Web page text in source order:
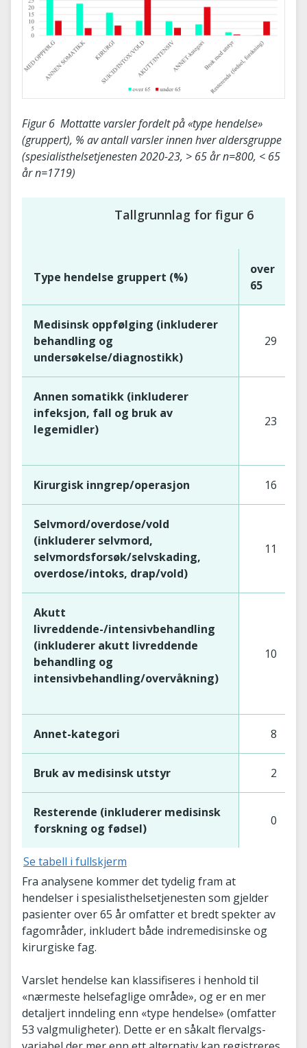
Figur 6 Mottatte varsler fordelt på «type hendelse»
(gruppert), % av antall varsler innen hver aldersgruppe
(spesialisthelsetjenesten 2020-23, > 65 år n=800, < 65
år n=1719)
Tallgrunnlag for figur 6
Type hendelse gruppert (%)
over
65
Medisinsk oppfølging (inkluderer
behandling og
undersøkelse/diagnostikk)
29
Annen somatikk (inkluderer
infeksjon, fall og bruk av
legemidler)
23
Kirurgisk inngrep/operasjon 16
Selvmord/overdose/vold
(inkluderer selvmord,
selvmordsforsøk/selvskading,
overdose/intoks, drap/vold)
11
Akutt
livreddende-/intensivbehandling
(inkluderer akutt livreddende
behandling og
intensivbehandling/overvåkning)
10
Annet-kategori 8
Bruk av medisinsk utstyr 2
Resterende (inkluderer medisinsk
forskning og fødsel)
0
Se tabell i fullskjerm
Fra analysene kommer det tydelig fram at
hendelser i spesialisthelsetjenesten som gjelder
pasienter over 65 år omfatter et bredt spekter av
fagområder, inkludert både indremedisinske og
kirurgiske fag.
Varslet hendelse kan klassifiseres i henhold til
«nærmeste helsefaglige område», og er en mer
detaljert inndeling enn «type hendelse» (omfatter
53 valgmuligheter). Dette er en såkalt flervalgs-